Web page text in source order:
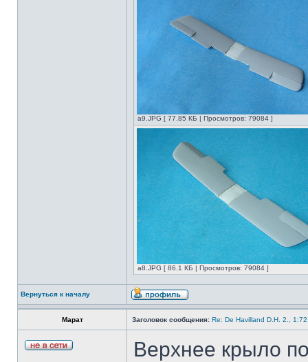
а9.JPG [ 77.85 КБ | Просмотров: 79084 ]
а8.JPG [ 86.1 КБ | Просмотров: 79084 ]
Вернуться к началу
Марат Заголовок сообщения: Re: De Havilland D.H. 2.,
Верхнее крыло